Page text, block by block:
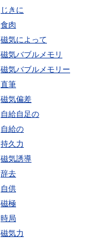
じきに
食肉
磁気によって
磁気バブルメモリ
磁気バブルメモリー
直筆
磁気偏差
自給自足の
自給の
持久力
磁気誘導
辞去
自供
磁極
時局
磁気力